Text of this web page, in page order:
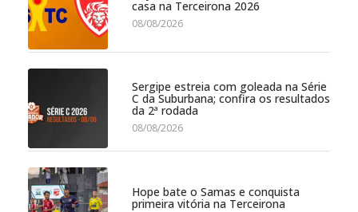
casa na Terceirona 2026
08/08/2026
Sergipe estreia com goleada na Série
C da Suburbana; confira os resultados
da 2ª rodada
08/08/2026
Hope bate o Samas e conquista
primeira vitória na Terceirona